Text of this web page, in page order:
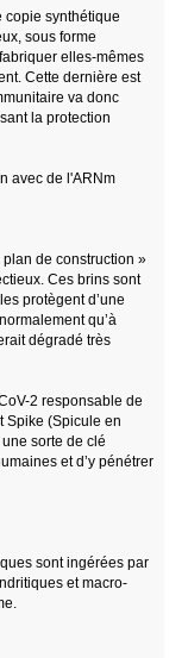
copie synthétique
sous forme
elles­-mêmes
Cette dernière est
va donc
la protection
avec de l'ARNm
plan de construction »
Ces brins sont
protègent d’une
qu’à
dégradé très
2 responsable de
Spike (Spicule en
sorte de clé
et d’y pénétrer
sont ingérées par
et macro­